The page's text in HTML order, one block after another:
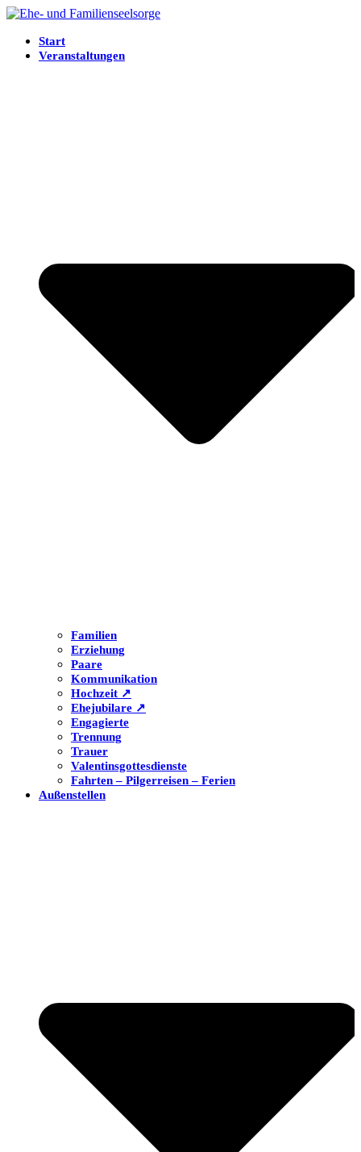
Start
Veranstaltungen
Familien
Erziehung
Paare
Kommunikation
Hochzeit ↗
Ehejubilare ↗
Engagierte
Trennung
Trauer
Valentinsgottesdienste
Fahrten – Pilgerreisen – Ferien
Außenstellen